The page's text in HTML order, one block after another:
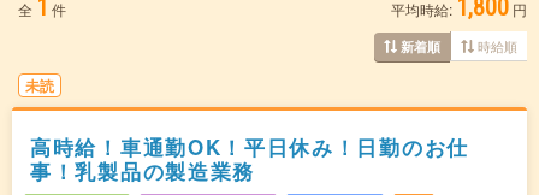
全 1 件 平均時給: 1,800 円
新着順 時給順
未読
高時給！車通勤OK！平日休み！日勤のお仕
事！乳製品の製造業務